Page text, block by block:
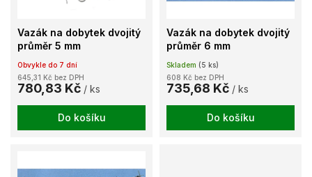
Vazák na dobytek dvojitý
průměr 5 mm
Obvykle do 7 dní
645,31 Kč bez DPH
780,83 Kč / ks
Do košíku
Vazák na dobytek dvojitý
průměr 6 mm
Skladem (5 ks)
608 Kč bez DPH
735,68 Kč / ks
Do košíku